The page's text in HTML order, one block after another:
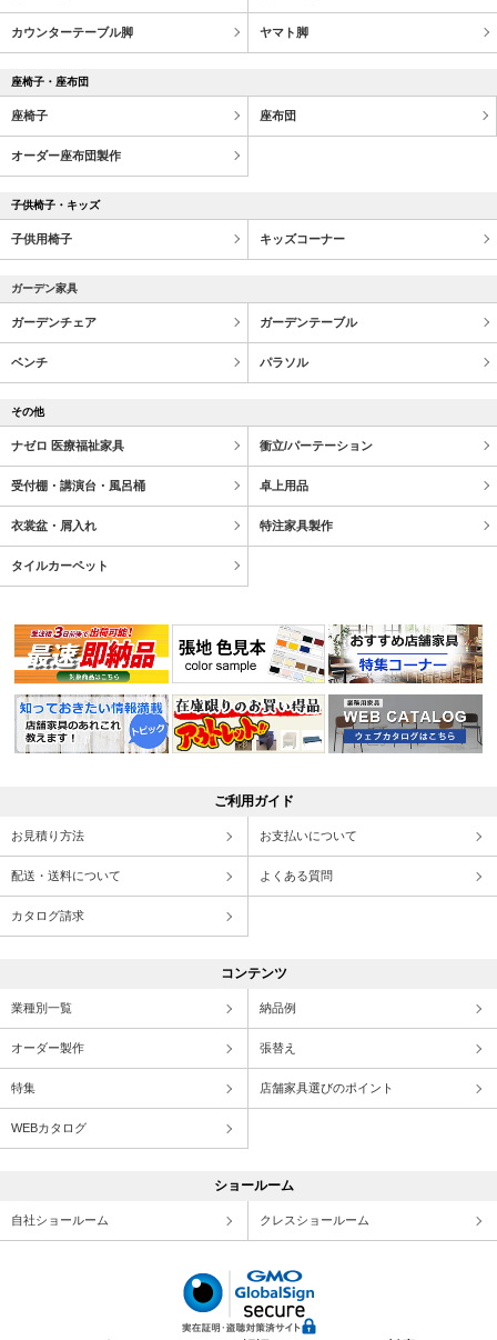
カウンターテーブル脚 ヤマト脚
座椅子・座布団
座椅子 座布団
オーダー座布団製作
子供椅子・キッズ
子供用椅子 キッズコーナー
ガーデン家具
ガーデンチェア ガーデンテーブル
ベンチ パラソル
その他
ナゼロ 医療福祉家具 衝立/パーテーション
受付棚・講演台・風呂桶 卓上用品
衣裳盆・屑入れ 特注家具製作
タイルカーペット
ご利用ガイド
お見積り方法 お支払いについて
配送・送料について よくある質問
カタログ請求
コンテンツ
業種別一覧 納品例
オーダー製作 張替え
特集 店舗家具選びのポイント
WEBカタログ
ショールーム
自社ショールーム クレスショールーム